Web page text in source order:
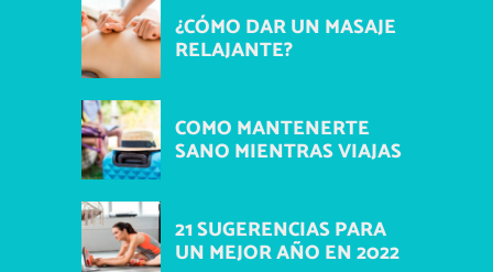
¿CÓMO DAR UN MASAJE
RELAJANTE?
COMO MANTENERTE
SANO MIENTRAS VIAJAS
21 SUGERENCIAS PARA
UN MEJOR AÑO EN 2022